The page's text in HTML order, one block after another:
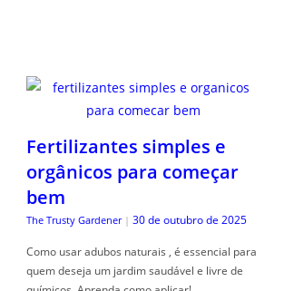
Fertilizantes simples e
orgânicos para começar
bem
The Trusty Gardener | 30 de outubro de 2025
Como usar adubos naturais , é essencial para
quem deseja um jardim saudável e livre de